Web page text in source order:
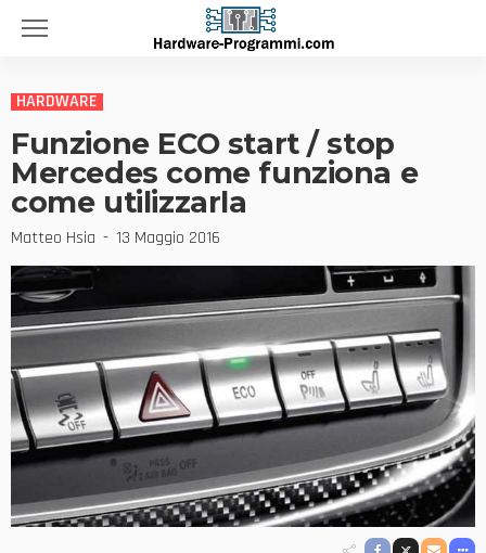
HARDWARE
Funzione ECO start / stop
Mercedes come funziona e
come utilizzarla
Matteo Hsia 13 Maggio 2016